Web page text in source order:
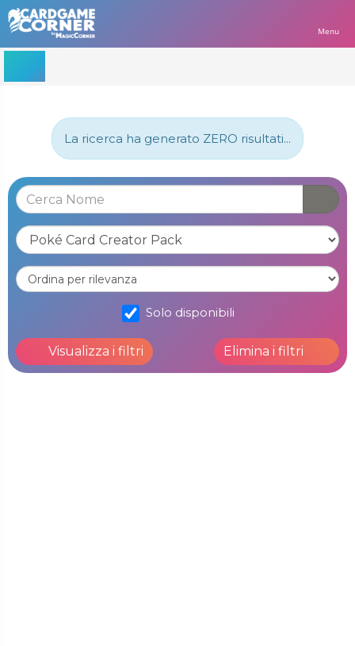
Menu
La ricerca ha generato ZERO risultati...
Solo disponibili
Visualizza i filtri Elimina i filtri